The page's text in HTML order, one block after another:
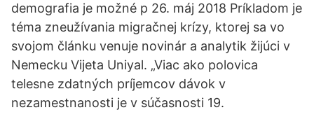
demografia je možné p 26. máj 2018 Príkladom je
téma zneužívania migračnej krízy, ktorej sa vo
svojom článku venuje novinár a analytik žijúci v
Nemecku Vijeta Uniyal. „Viac ako polovica
telesne zdatných príjemcov dávok v
nezamestnanosti je v súčasnosti 19.